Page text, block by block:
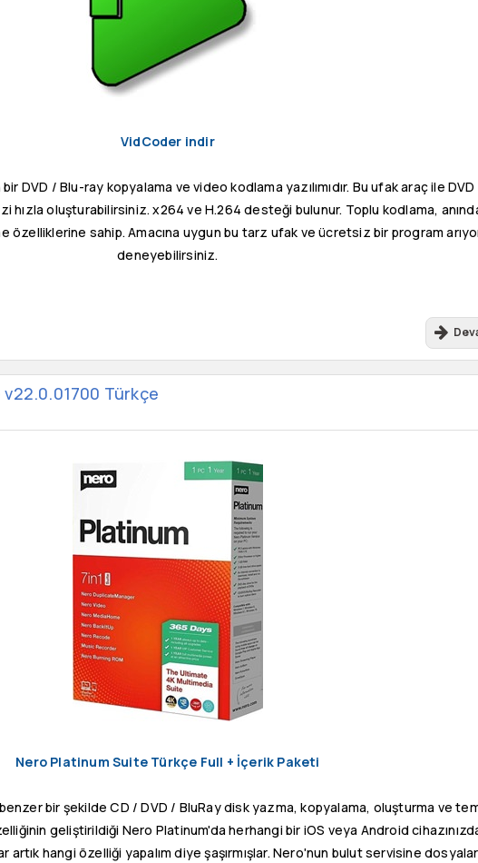
VidCoder indir
DVD / Blu-ray kopyalama ve video kodlama yazılımıdır. Bu ufak araç ile
hızla oluşturabilirsiniz. x264 ve H.264 desteği bulunur. Toplu kodlama,
sahip. Amacına uygun bu tarz ufak ve ücretsiz bir program
deneyebilirsiniz.
Türkçe
Nero Platinum Suite Türkçe Full + İçerik Paketi
bir şekilde CD / DVD / BluRay disk yazma, kopyalama, oluşturma ve
geliştirildiği Nero Platinum'da herhangi bir iOS veya Android
artık hangi özelliği yapalım diye şaşırmışlar. Nero'nun bulut servisine